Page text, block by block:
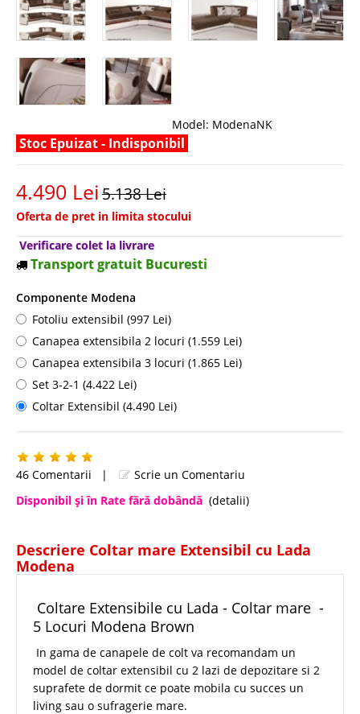
Model: ModenaNK
Stoc Epuizat - Indisponibil
4.490 Lei5.138 Lei
Oferta de pret in limita stocului
Verificare colet la livrare
Transport gratuit Bucuresti
Componente Modena
Fotoliu extensibil (997 Lei)
Canapea extensibila 2 locuri (1.559 Lei)
Canapea extensibila 3 locuri (1.865 Lei)
Set 3-2-1 (4.422 Lei)
Coltar Extensibil (4.490 Lei)
46 Comentarii |
Scrie un Comentariu
Disponibil şi în Rate fără dobândă (detalii)
Descriere Coltar mare Extensibil cu Lada
Modena
Coltare Extensibile cu Lada - Coltar mare -
5 Locuri Modena Brown
In gama de canapele de colt va recomandam un
model de coltar extensibil cu 2 lazi de depozitare si 2
suprafete de dormit ce poate mobila cu succes un
living sau o sufragerie mare.